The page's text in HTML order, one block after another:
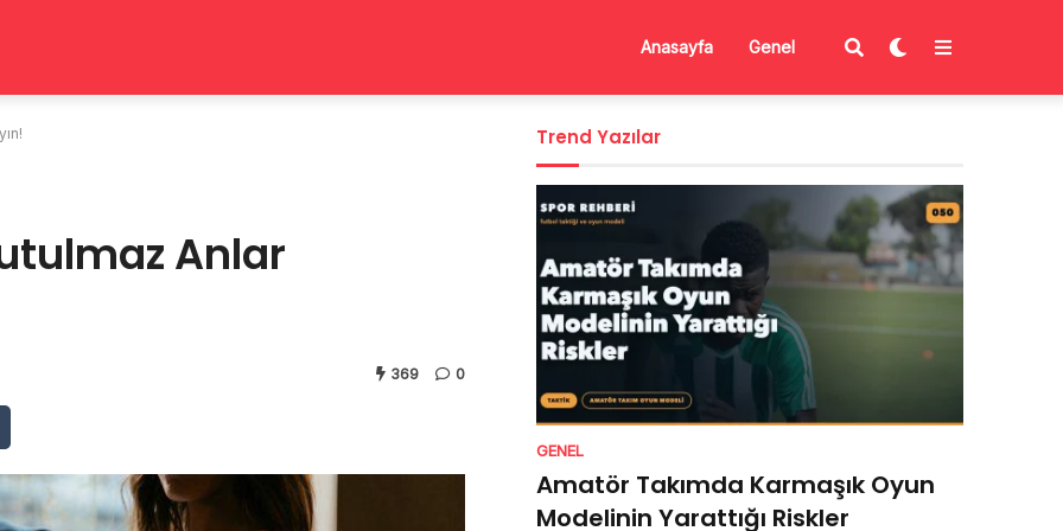
Anasayfa Genel
Anlar
369 0
Trend Yazılar
GENEL
Amatör Takımda Karmaşık Oyun
Modelinin Yarattığı Riskler